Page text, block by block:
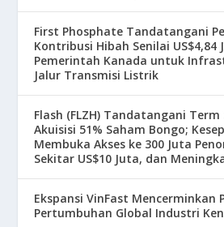
First Phosphate Tandatangani
Kontribusi Hibah Senilai US$4,84
Pemerintah Kanada untuk
Jalur Transmisi Listrik
Flash (FLZH) Tandatangani
Akuisisi 51% Saham Bongo;
Membuka Akses ke 300 Juta
Sekitar US$10 Juta, dan
Ekspansi VinFast Mencerminkan
Pertumbuhan Global Industri